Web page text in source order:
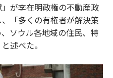
が李在明政権の不動産政
「多くの有権者が解決策
ソウル各地域の住民、特
述べた。